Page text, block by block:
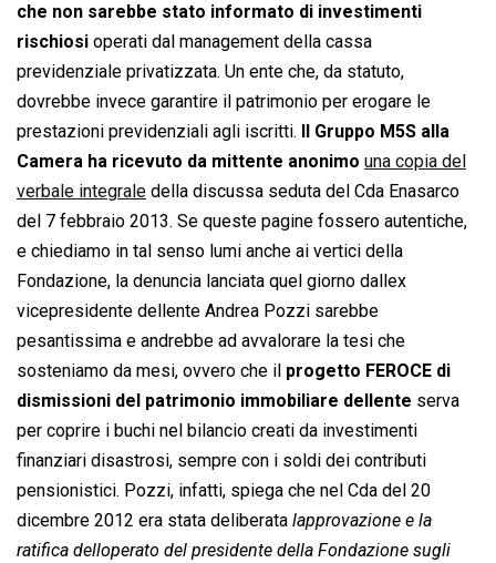
che non sarebbe stato informato di investimenti
rischiosi operati dal management della cassa
previdenziale privatizzata. Un ente che, da statuto,
dovrebbe invece garantire il patrimonio per erogare le
prestazioni previdenziali agli iscritti. Il Gruppo M5S alla
Camera ha ricevuto da mittente anonimo una copia del
verbale integrale della discussa seduta del Cda Enasarco
del 7 febbraio 2013. Se queste pagine fossero autentiche,
e chiediamo in tal senso lumi anche ai vertici della
Fondazione, la denuncia lanciata quel giorno dallex
vicepresidente dellente Andrea Pozzi sarebbe
pesantissima e andrebbe ad avvalorare la tesi che
sosteniamo da mesi, ovvero che il progetto FEROCE di
dismissioni del patrimonio immobiliare dellente serva
per coprire i buchi nel bilancio creati da investimenti
finanziari disastrosi, sempre con i soldi dei contributi
pensionistici. Pozzi, infatti, spiega che nel Cda del 20
dicembre 2012 era stata deliberata  lapprovazione e la
ratifica delloperato del presidente della Fondazione sugli